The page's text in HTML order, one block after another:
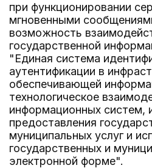
при функционировании
мгновенными
возможность
государственной
"Единая система
аутентификации в
обеспечивающей
технологическое
информационных систем,
предоставления
муниципальных услуг и
государственных и
электронной форме".